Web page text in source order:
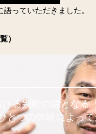
っていただきました。
）
ける判断の源となる
とつの体験によっ